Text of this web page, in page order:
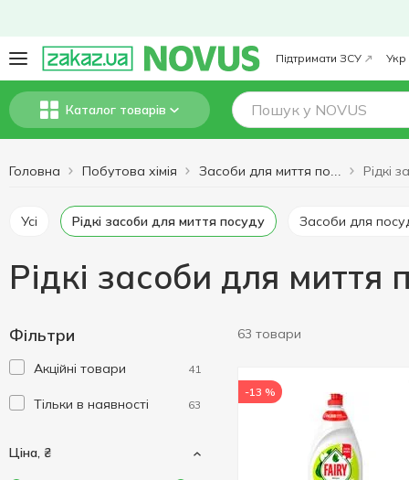
Підтримати ЗСУ Укр
Каталог товарів
Головна Побутова хімія
Усі Рідкі засоби для миття посуду Засоби для
Рідкі засоби для миття
Фільтри
Акційні товари 41
Тільки в наявності 63
Ціна, ₴
63 товари
-13 %